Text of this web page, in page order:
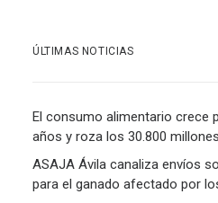
ÚLTIMAS NOTICIAS
El consumo alimentario crece
años y roza los 30.800
ASAJA Ávila canaliza envíos
para el ganado afectado por